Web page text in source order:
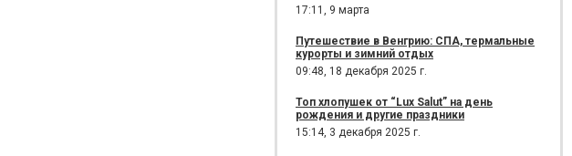
17:11, 9 марта
Путешествие в Венгрию: СПА, термальные
курорты и зимний отдых
09:48, 18 декабря 2025 г.
Топ хлопушек от “Lux Salut” на день
рождения и другие праздники
15:14, 3 декабря 2025 г.